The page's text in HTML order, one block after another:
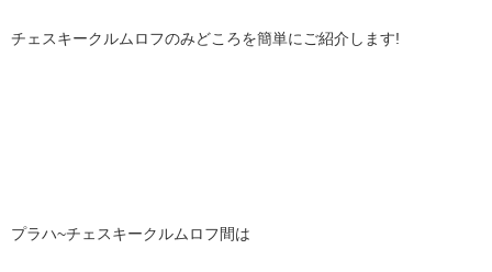
チェスキークルムロフのみどころを簡単にご紹介します!
プラハ~チェスキークルムロフ間は